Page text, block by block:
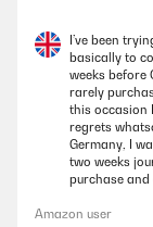
I’ve been
basically to
weeks before
rarely
this occasion
regrets
Germany, I
two weeks
purchase and
Amazon user